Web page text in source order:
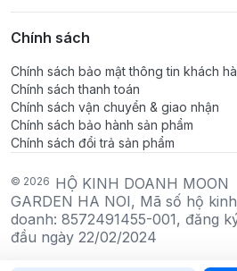
Chính sách
Chính sách bảo mật thông tin khách
Chính sách thanh toán
Chính sách vận chuyển & giao nhận
Chính sách bảo hành sản phẩm
Chính sách đổi trả sản phẩm
© 2026 HỘ KINH DOANH MOON
GARDEN HA NOI, Mã số hộ kinh
doanh: 8572491455-001, đăng
đầu ngày 22/02/2024